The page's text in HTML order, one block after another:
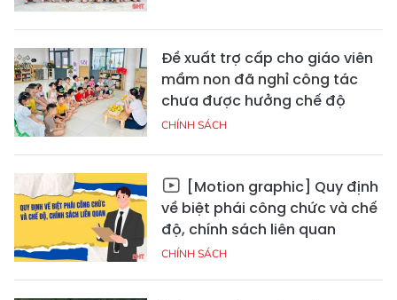
Đề xuất trợ cấp cho giáo viên
mầm non đã nghỉ công tác
chưa được hưởng chế độ
CHÍNH SÁCH
[Motion graphic] Quy định
về biệt phái công chức và chế
độ, chính sách liên quan
CHÍNH SÁCH